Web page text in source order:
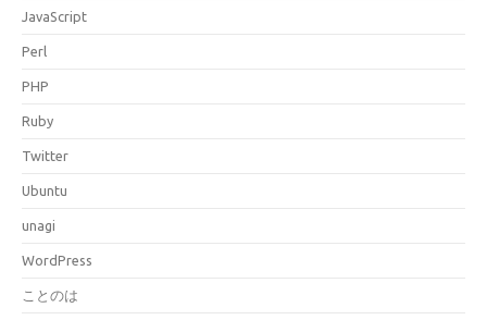
JavaScript
Perl
PHP
Ruby
Twitter
Ubuntu
unagi
WordPress
ことのは